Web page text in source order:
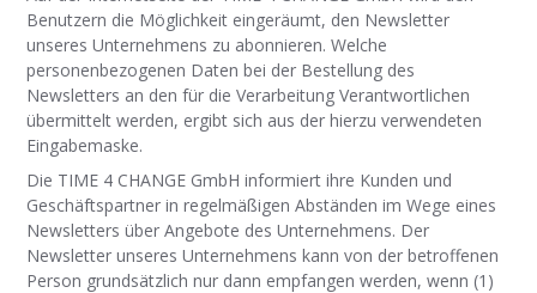
Benutzern die Möglichkeit eingeräumt, den Newsletter
unseres Unternehmens zu abonnieren. Welche
personenbezogenen Daten bei der Bestellung des
Newsletters an den für die Verarbeitung Verantwortlichen
übermittelt werden, ergibt sich aus der hierzu verwendeten
Eingabemaske.
Die TIME 4 CHANGE GmbH informiert ihre Kunden und
Geschäftspartner in regelmäßigen Abständen im Wege eines
Newsletters über Angebote des Unternehmens. Der
Newsletter unseres Unternehmens kann von der betroffenen
Person grundsätzlich nur dann empfangen werden, wenn (1)